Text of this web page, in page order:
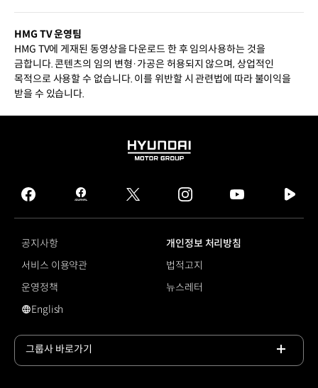
HMG TV 운영팀
HMG TV에 게재된 동영상을 다운로드 한 후 임의사용하는 것을
금합니다. 콘텐츠의 임의 변형·가공은 허용되지 않으며, 상업적인
목적으로 사용할 수 없습니다. 이를 위반할 시 관련법에 따라 불이익을
받을 수 있습니다.
HYUNDAI
GROUP
facebook
hmg
journal
twitter instagram
tv
공지사항
개인정보 처리방침
서비스 이용약관
법적고지
운영정책
뉴스레터
영문 사이트로 이동
English
그룹사 바로가기